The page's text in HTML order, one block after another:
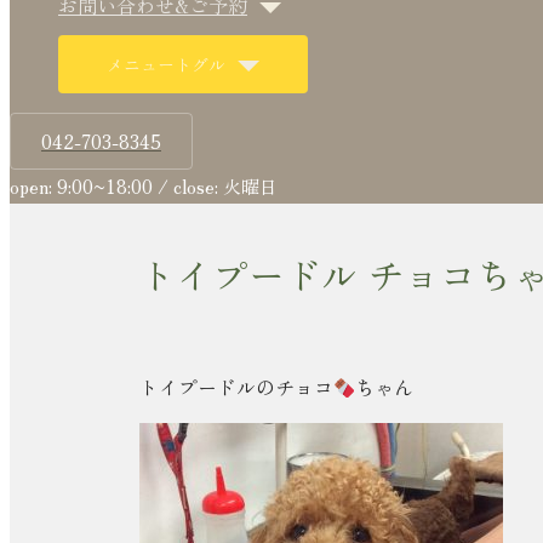
メニュートグル
042-703-8345
open: 9:00~18:00 / close: 火曜日
トイプードル チョコち
トイプードルのチョコ ちゃん